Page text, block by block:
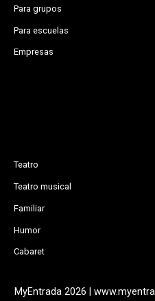
Para grupos
Para escuelas
Empresas
Teatro
Teatro musical
Familiar
Humor
Cabaret
MyEntrada 2026 |